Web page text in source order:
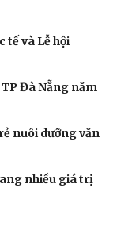
tế và Lễ hội
Đà Nẵng năm
nuôi dưỡng văn
nhiều giá trị